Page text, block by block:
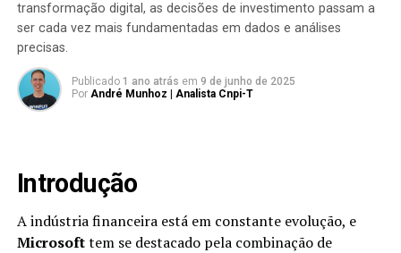
transformação digital, as decisões de investimento passam a
ser cada vez mais fundamentadas em dados e análises
precisas.
Publicado 1 ano atrás em 9 de junho de 2025
Por André Munhoz | Analista Cnpi-T
Introdução
A indústria financeira está em constante evolução, e
Microsofttem se destacado pela combinação de